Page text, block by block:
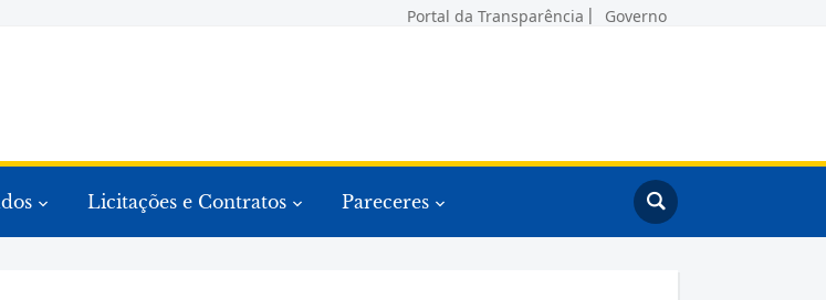
Portal da Transparência Governo
Licitações e Contratos Pareceres